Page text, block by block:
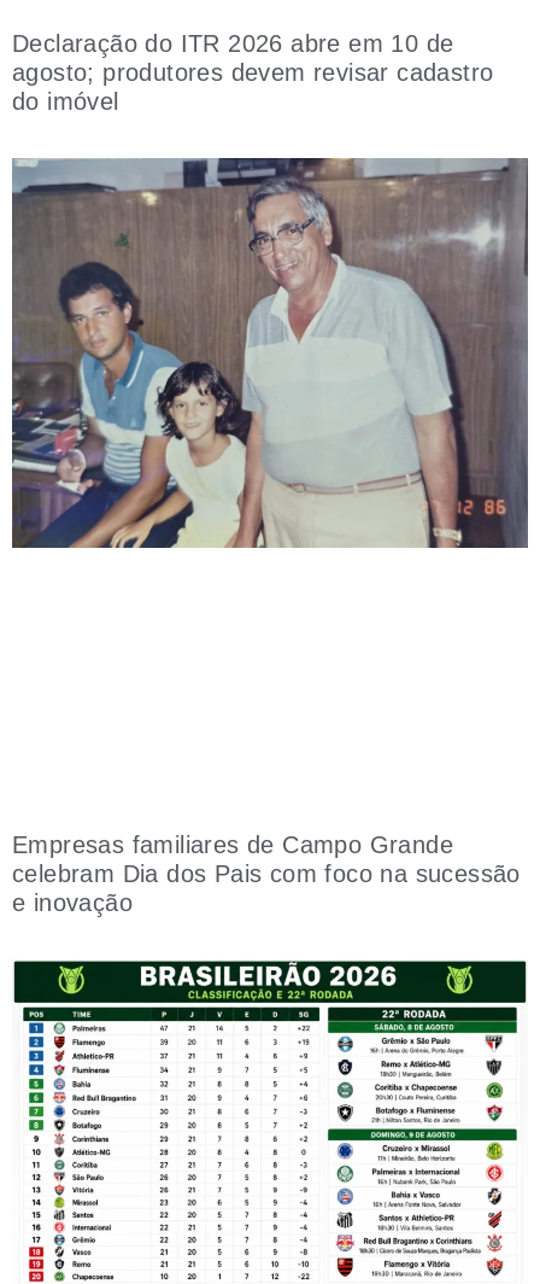
Declaração do ITR 2026 abre em 10 de
agosto; produtores devem revisar cadastro
do imóvel
Empresas familiares de Campo Grande
celebram Dia dos Pais com foco na sucessão
e inovação